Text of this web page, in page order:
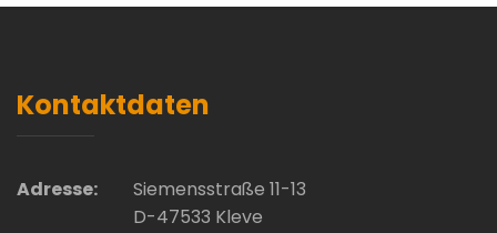
Kontaktdaten
Adresse:
Siemensstraße 11-13
D-47533 Kleve